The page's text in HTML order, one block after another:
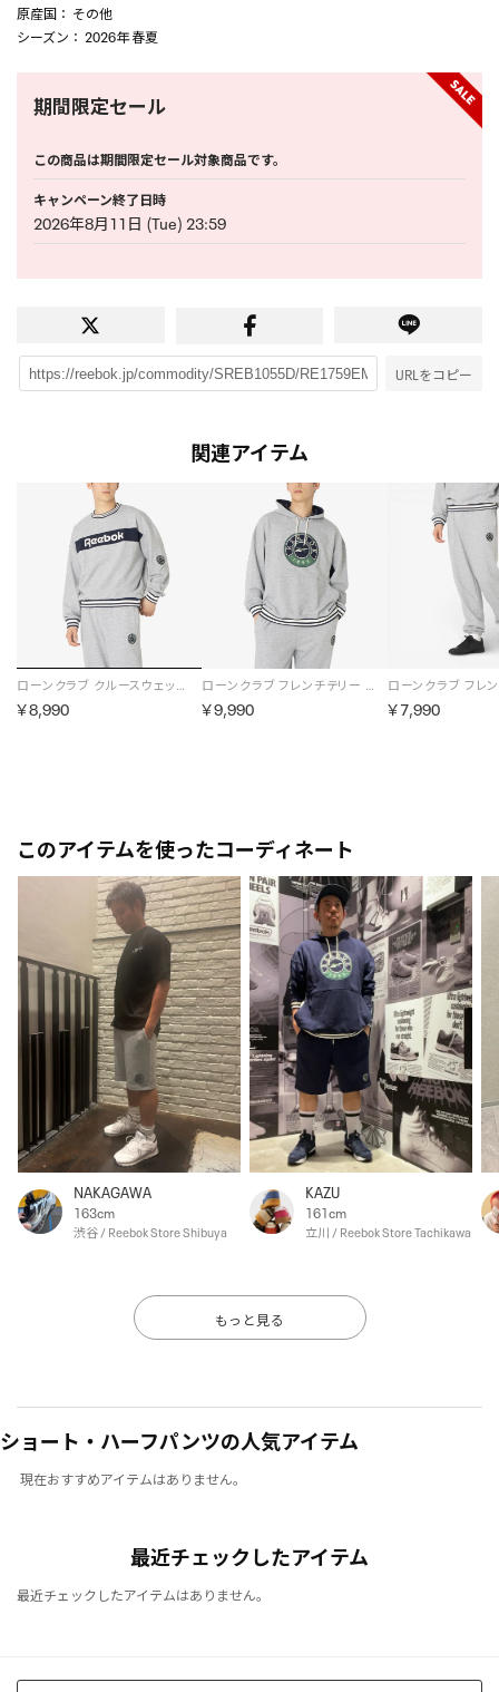
原産国 ： その他
シーズン ： 2026年 春夏
期間限定セール
この商品は期間限定セール対象商品です。
キャンペーン終了日時
2026年8月11日 (Tue) 23:59
URLをコピー
関連アイテム
ローンクラブ クルースウェット / LAWN CLUB CREW SWEAT （グレー）
￥8,990
ローンクラブ フレンチテリー フーディー / LAWN CLUB FRENCH TERRY HOODIE （グレー）
￥9,990 ￥7,990
このアイテムを使ったコーディネート
NAKAGAWA
163cm
渋谷 / Reebok Store Shibuya
KAZU
161cm
立川 / Reebok Store Tachikawa
もっと見る
ショート・ハーフパンツの人気アイテム
現在おすすめアイテムはありません。
最近チェックしたアイテム
最近チェックしたアイテムはありません。